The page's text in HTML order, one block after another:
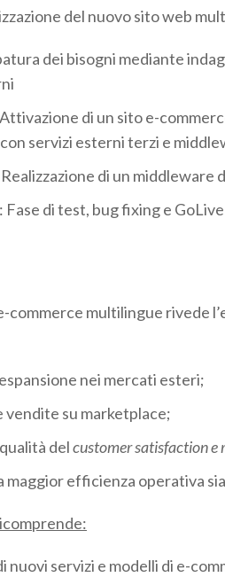
del nuovo sito web
dei bisogni mediante
di un sito e-
servizi esterni terzi e
di un middleware
Fase di test, bug fixing e
commerce multilingue rivede
nei mercati esteri;
vendite su marketplace;
delcustomer satisfaction e
maggior efficienza operativa
nuovi servizi e modelli di e-